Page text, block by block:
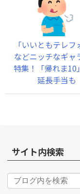
「いいともテレフ
などニッチなギャ
特集！「帰れま10
延長手当も
サイト内検索